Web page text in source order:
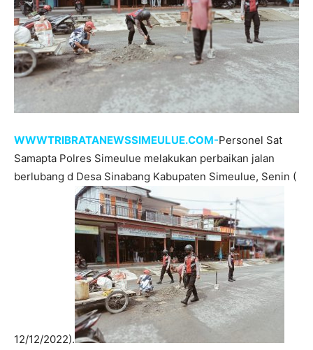
WWWTRIBRATANEWSSIMEULUE.COM-Personel Sat
Samapta Polres Simeulue melakukan perbaikan jalan
berlubang d Desa Sinabang Kabupaten Simeulue, Senin (
12/12/2022).